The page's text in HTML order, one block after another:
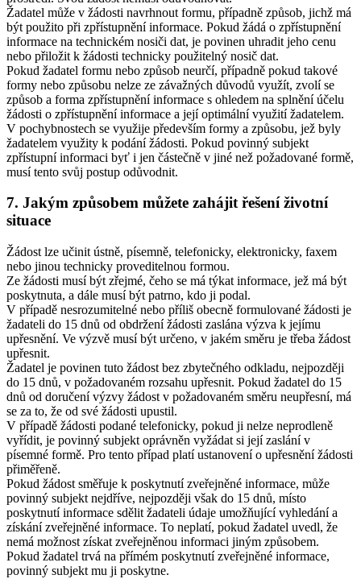
Žadatel může v žádosti navrhnout formu, případně způsob, jichž má
být použito při zpřístupnění informace. Pokud žádá o zpřístupnění
informace na technickém nosiči dat, je povinen uhradit jeho cenu
nebo přiložit k žádosti technicky použitelný nosič dat.
Pokud žadatel formu nebo způsob neurčí, případně pokud takové
formy nebo způsobu nelze ze závažných důvodů využít, zvolí se
způsob a forma zpřístupnění informace s ohledem na splnění účelu
žádosti o zpřístupnění informace a její optimální využití žadatelem.
V pochybnostech se využije především formy a způsobu, jež byly
žadatelem využity k podání žádosti. Pokud povinný subjekt
zpřístupní informaci byť i jen částečně v jiné než požadované formě,
musí tento svůj postup odůvodnit.
7. Jakým způsobem můžete zahájit řešení životní
situace
Žádost lze učinit ústně, písemně, telefonicky, elektronicky, faxem
nebo jinou technicky proveditelnou formou.
Ze žádosti musí být zřejmé, čeho se má týkat informace, jež má být
poskytnuta, a dále musí být patrno, kdo ji podal.
V případě nesrozumitelné nebo příliš obecně formulované žádosti je
žadateli do 15 dnů od obdržení žádosti zaslána výzva k jejímu
upřesnění. Ve výzvě musí být určeno, v jakém směru je třeba žádost
upřesnit.
Žadatel je povinen tuto žádost bez zbytečného odkladu, nejpozději
do 15 dnů, v požadovaném rozsahu upřesnit. Pokud žadatel do 15
dnů od doručení výzvy žádost v požadovaném směru neupřesní, má
se za to, že od své žádosti upustil.
V případě žádosti podané telefonicky, pokud ji nelze neprodleně
vyřídit, je povinný subjekt oprávněn vyžádat si její zaslání v
písemné formě. Pro tento případ platí ustanovení o upřesnění žádosti
přiměřeně.
Pokud žádost směřuje k poskytnutí zveřejněné informace, může
povinný subjekt nejdříve, nejpozději však do 15 dnů, místo
poskytnutí informace sdělit žadateli údaje umožňující vyhledání a
získání zveřejněné informace. To neplatí, pokud žadatel uvedl, že
nemá možnost získat zveřejněnou informaci jiným způsobem.
Pokud žadatel trvá na přímém poskytnutí zveřejněné informace,
povinný subjekt mu ji poskytne.